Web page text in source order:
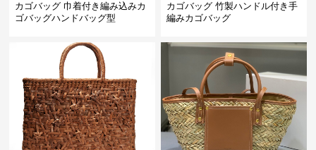
カゴバッグ 巾着付き編み込みカ
ゴバッグハンドバッグ型
カゴバッグ 竹製ハンドル付き手
編みカゴバッグ